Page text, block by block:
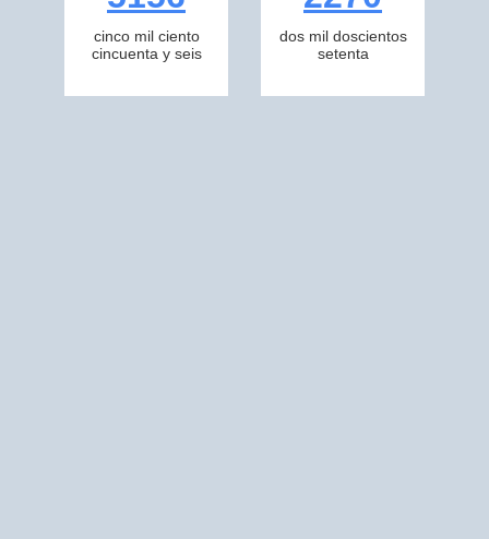
cinco mil ciento
cincuenta y seis
dos mil doscientos
setenta